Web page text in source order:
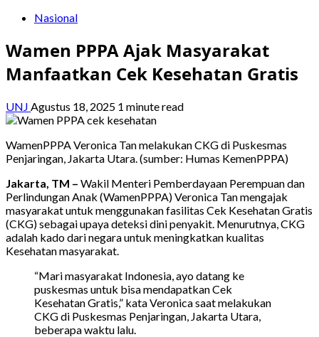
Nasional
Wamen PPPA Ajak Masyarakat
Manfaatkan Cek Kesehatan Gratis
UNJ Agustus 18, 2025 1 minute read
WamenPPPA Veronica Tan melakukan CKG di Puskesmas
Penjaringan, Jakarta Utara. (sumber: Humas KemenPPPA)
Jakarta, TM – Wakil Menteri Pemberdayaan Perempuan dan
Perlindungan Anak (WamenPPPA) Veronica Tan mengajak
masyarakat untuk menggunakan fasilitas Cek Kesehatan Gratis
(CKG) sebagai upaya deteksi dini penyakit. Menurutnya, CKG
adalah kado dari negara untuk meningkatkan kualitas
Kesehatan masyarakat.
“Mari masyarakat Indonesia, ayo datang ke
puskesmas untuk bisa mendapatkan Cek
Kesehatan Gratis,” kata Veronica saat melakukan
CKG di Puskesmas Penjaringan, Jakarta Utara,
beberapa waktu lalu.